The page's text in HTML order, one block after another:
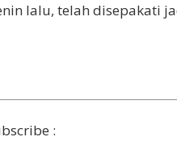
lalu, telah disepakati
: